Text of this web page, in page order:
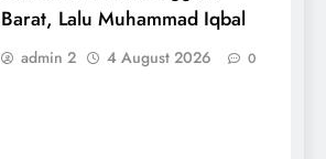
Barat, Lalu Muhammad Iqbal
admin 2 4 August 2026 0